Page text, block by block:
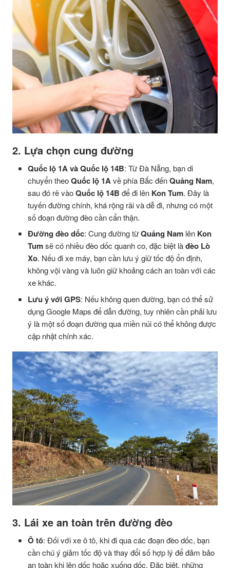
2. Lựa chọn cung đường
Quốc lộ 1A và Quốc lộ 14B: Từ Đà Nẵng, bạn di
chuyển theoQuốc lộ 1Avề phía Bắc đếnQuảng Nam,
sau đó rẽ vàoQuốc lộ 14B để đi lên Kon Tum. Đây là
tuyến đường chính, khá rộng rãi và dễ đi, nhưng có một
số đoạn đường đèo cần cẩn thận.
Đường đèo dốc: Cung đường từQuảng Nam lên Kon
Tumsẽ có nhiều đèo dốc quanh co, đặc biệt làđèo Lò
Xo. Nếu đi xe máy, bạn cần lưu ý giữ tốc độ ổn định,
không vội vàng và luôn giữ khoảng cách an toàn với các
xe khác.
Lưu ý với GPS: Nếu không quen đường, bạn có thể sử
dụng Google Maps để dẫn đường, tuy nhiên cần phải lưu
ý là một số đoạn đường qua miền núi có thể không được
cập nhật chính xác.
3. Lái xe an toàn trên đường đèo
Ô tô: Đối với xe ô tô, khi đi qua các đoạn đèo dốc, bạn
cần chú ý giảm tốc độ và thay đổi số hợp lý để đảm bảo
an toàn khi lên dốc hoặc xuống dốc. Đặc biệt, những